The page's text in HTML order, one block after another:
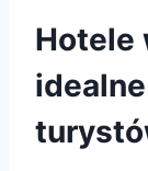
Hotele